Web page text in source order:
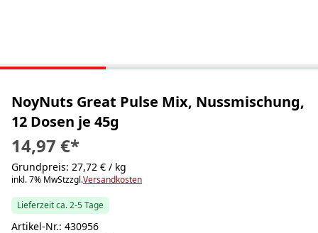
NoyNuts Great Pulse Mix, Nussmischung,
12 Dosen je 45g
14,97 €*
Grundpreis: 27,72 € / kg
inkl. 7% MwStzzgl.Versandkosten
Lieferzeit ca. 2-5 Tage
Artikel-Nr.: 430956